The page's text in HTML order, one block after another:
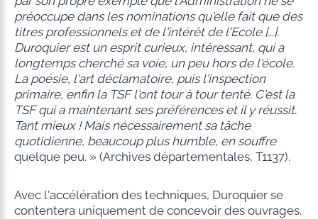
préoccupe dans les nominations qu'elle fait que des
titres professionnels et de l'intérêt de l'Ecole [...].
Duroquier est un esprit curieux, intéressant, qui a
longtemps cherché sa voie, un peu hors de l'école.
La poésie, l'art déclamatoire, puis l'inspection
primaire, enfin la TSF l'ont tour à tour tenté. C'est la
TSF qui a maintenant ses préférences et il y réussit.
Tant mieux ! Mais nécessairement sa tâche
quotidienne, beaucoup plus humble, en souffre
quelque peu. » (Archives départementales, T1137).
Avec l'accélération des techniques, Duroquier se
contentera uniquement de concevoir des ouvrages.